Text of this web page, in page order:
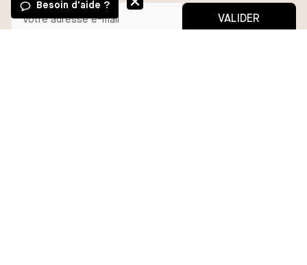
VALIDER
Besoin d'aide ?